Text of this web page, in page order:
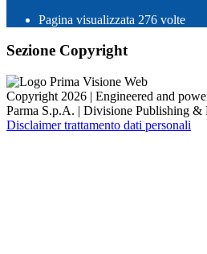
Pagina visualizzata 276 volte
Sezione Copyright
Copyright 2026 | Engineered and
Parma S.p.A. | Divisione Publishing &
Disclaimer trattamento dati personali